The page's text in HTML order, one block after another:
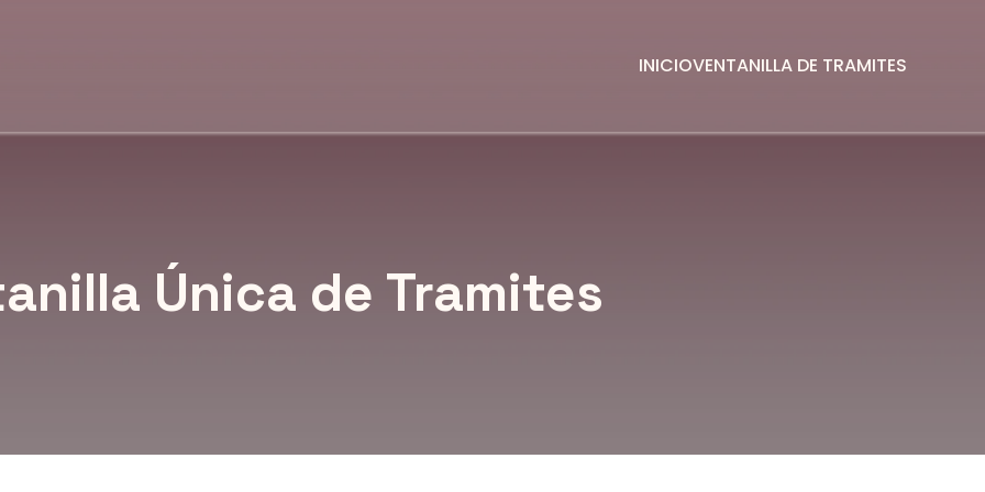
INICIOVENTANILLA DE TRAMITES
Única de Tramites